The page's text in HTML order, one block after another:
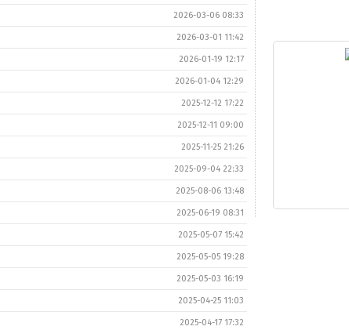
2026-03-06 08:33
2026-03-01 11:42
2026-01-19 12:17
2026-01-04 12:29
2025-12-12 17:22
2025-12-11 09:00
2025-11-25 21:26
2025-09-04 22:33
2025-08-06 13:48
2025-06-19 08:31
2025-05-07 15:42
2025-05-05 19:28
2025-05-03 16:19
2025-04-25 11:03
2025-04-17 17:32